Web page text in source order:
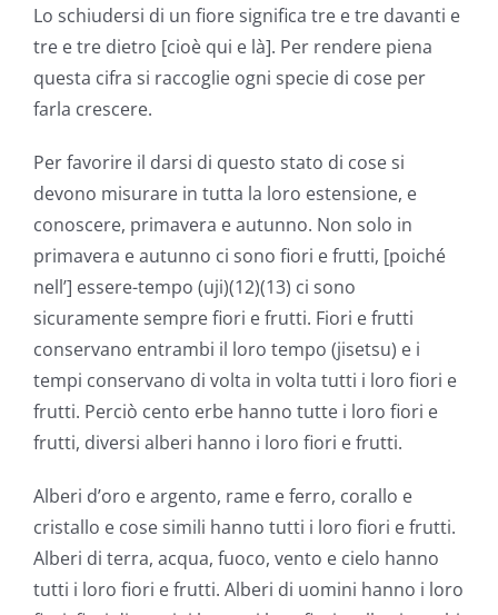
Lo schiudersi di un fiore significa tre e tre davanti e
tre e tre dietro [cioè qui e là]. Per rendere piena
questa cifra si raccoglie ogni specie di cose per
farla crescere.
Per favorire il darsi di questo stato di cose si
devono misurare in tutta la loro estensione, e
conoscere, primavera e autunno. Non solo in
primavera e autunno ci sono fiori e frutti, [poiché
nell’] essere-tempo (uji)(12)(13) ci sono
sicuramente sempre fiori e frutti. Fiori e frutti
conservano entrambi il loro tempo (jisetsu) e i
tempi conservano di volta in volta tutti i loro fiori e
frutti. Perciò cento erbe hanno tutte i loro fiori e
frutti, diversi alberi hanno i loro fiori e frutti.
Alberi d’oro e argento, rame e ferro, corallo e
cristallo e cose simili hanno tutti i loro fiori e frutti.
Alberi di terra, acqua, fuoco, vento e cielo hanno
tutti i loro fiori e frutti. Alberi di uomini hanno i loro